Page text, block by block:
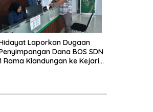
Laporkan Dugaan
Dana BOS SDN
Rama Klandungan ke Kejari